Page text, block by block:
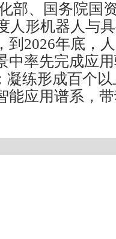
部、国务院国
人形机器人与
到2026年底，
中率先完成应
凝练形成百个
能应用谱系，